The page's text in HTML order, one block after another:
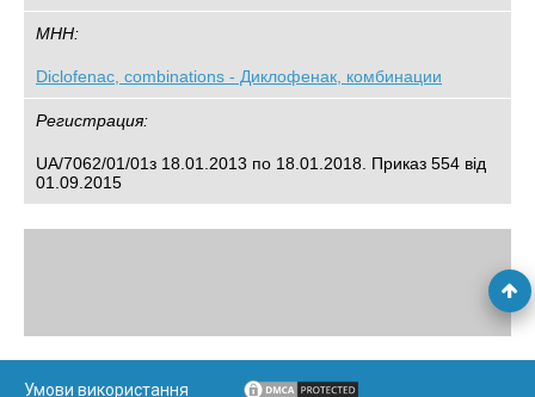
МНН:
Diclofenac, combinations - Диклофенак, комбинации
Регистрация:
UA/7062/01/01з 18.01.2013 по 18.01.2018. Приказ 554 від
01.09.2015
Умови використання